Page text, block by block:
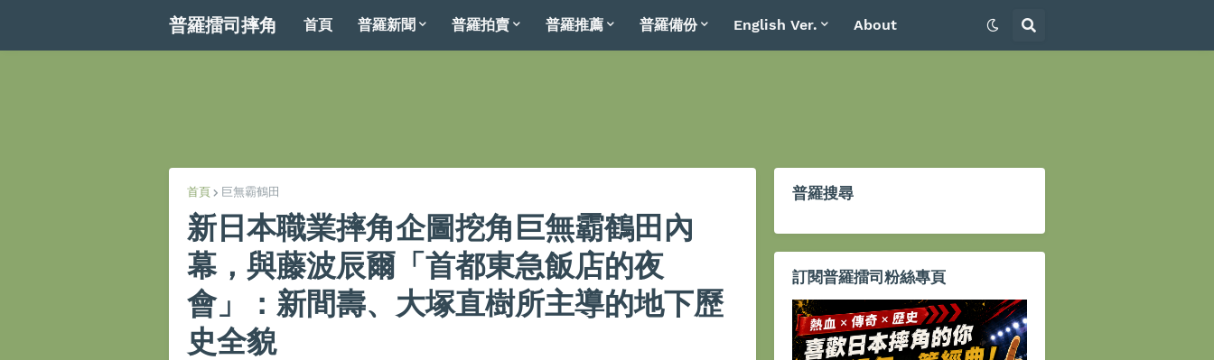
普羅擂司摔角 首頁 普羅新聞 普羅拍賣 普羅推薦 普羅備份 English Ver. About
首頁 巨無霸鶴田
新日本職業摔角企圖挖角巨無霸鶴田內
幕，與藤波辰爾「首都東急飯店的夜
會」：新間壽、大塚直樹所主導的地下歷
史全貌
普羅搜尋
訂閱普羅擂司粉絲專頁